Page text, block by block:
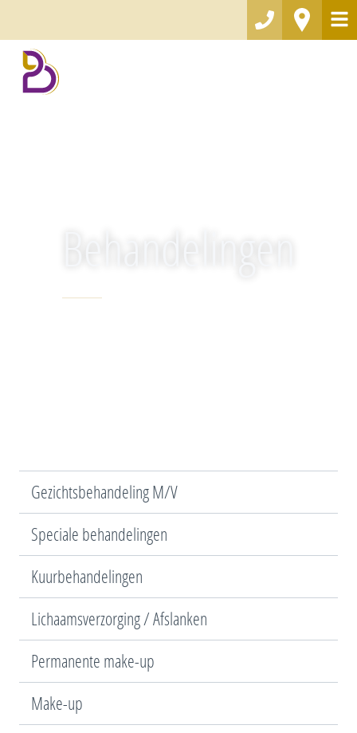
Behandelingen
Gezichtsbehandeling M/V
Speciale behandelingen
Kuurbehandelingen
Lichaamsverzorging / Afslanken
Permanente make-up
Make-up